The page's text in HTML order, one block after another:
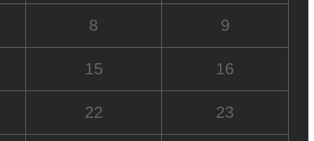
8 9
15 16
22 23